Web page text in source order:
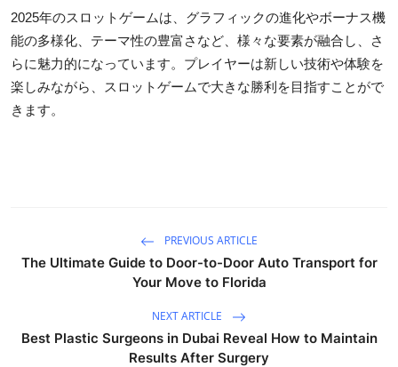
2025年のスロットゲームは、グラフィックの進化やボーナス機
能の多様化、テーマ性の豊富さなど、様々な要素が融合し、さ
らに魅力的になっています。プレイヤーは新しい技術や体験を
楽しみながら、スロットゲームで大きな勝利を目指すことがで
きます。
PREVIOUS ARTICLE
The Ultimate Guide to Door-to-Door Auto Transport for
Your Move to Florida
NEXT ARTICLE
Best Plastic Surgeons in Dubai Reveal How to Maintain
Results After Surgery